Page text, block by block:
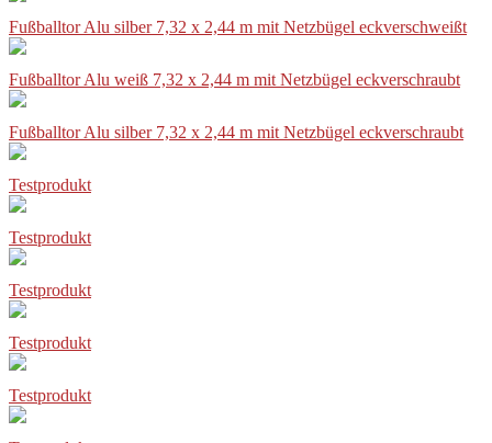
Fußballtor Alu silber 7,32 x 2,44 m mit Netzbügel eckverschweißt
Fußballtor Alu weiß 7,32 x 2,44 m mit Netzbügel eckverschraubt
Fußballtor Alu silber 7,32 x 2,44 m mit Netzbügel eckverschraubt
Testprodukt
Testprodukt
Testprodukt
Testprodukt
Testprodukt